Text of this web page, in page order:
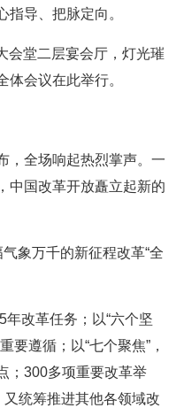
指导、把脉定向。
会堂二层宴会厅，灯光璀
体会议在此举行。
，全场响起热烈掌声。一
中国改革开放矗立起新的
象万千的新征程改革“全
改革任务；以“六个坚
要遵循；以“七个聚焦”，
；300多项重要改革举
又统筹推进其他各领域改